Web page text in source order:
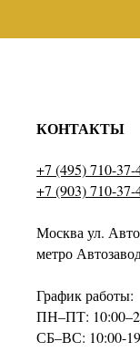
КОНТАКТЫ
+7 (495) 710-37-
+7 (903) 710-37-
Москва ул.
метро
График работы:
ПН–ПТ:
СБ–ВС: 10:00-